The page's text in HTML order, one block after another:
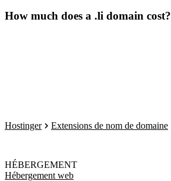
How much does a .li domain cost?
Hostinger Extensions de nom de domaine
HÉBERGEMENT
Hébergement web